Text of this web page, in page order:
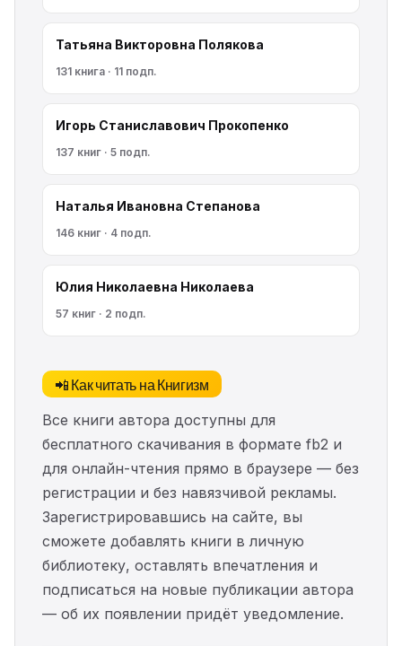
Татьяна Викторовна Полякова
131 книга · 11 подп.
Игорь Станиславович Прокопенко
137 книг · 5 подп.
Наталья Ивановна Степанова
146 книг · 4 подп.
Юлия Николаевна Николаева
57 книг · 2 подп.
📲 Как читать на Книгизм
Все книги автора доступны для
бесплатного скачивания в формате fb2 и
для онлайн-чтения прямо в браузере — без
регистрации и без навязчивой рекламы.
Зарегистрировавшись на сайте, вы
сможете добавлять книги в личную
библиотеку, оставлять впечатления и
подписаться на новые публикации автора
— об их появлении придёт уведомление.